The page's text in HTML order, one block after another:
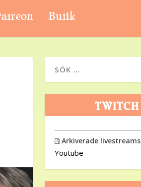
Butik
TWITCH
 Arkiverade livestreams
Youtube